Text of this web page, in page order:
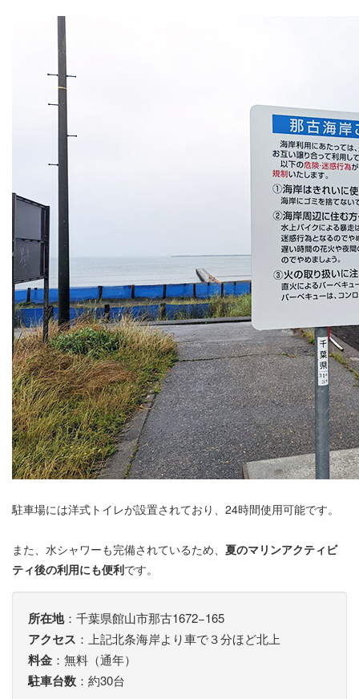
駐車場には洋式トイレが設置されており、24時間使用可能です。
また、水シャワーも完備されているため、 夏のマリンアクティビ
ティ後の利用にも便利です。
所在地：千葉県館山市那古1672−165
アクセス ：上記北条海岸より車で３分ほど北上
料金 ：無料（通年）
駐車台数 ：約30台